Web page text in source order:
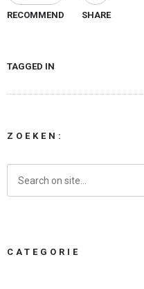
RECOMMEND SHARE
TAGGED IN
ZOEKEN:
CATEGORIE